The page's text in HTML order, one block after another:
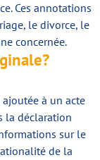
Ces annotations
le divorce, le
concernée.
à un acte
la déclaration
sur le
de la